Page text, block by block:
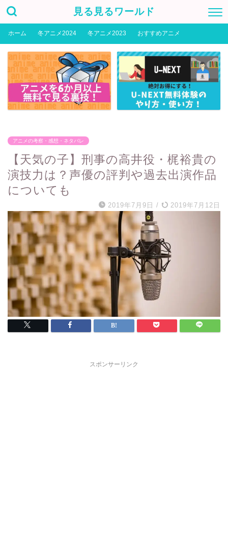
見る見るワールド
ホーム 冬アニメ2024 冬アニメ2023 おすすめアニメ
アニメの考察・感想・ネタバレ
【天気の子】刑事の高井役・梶裕貴の
演技力は？声優の評判や過去出演作品
についても
2019年7月9日 / 2019年7月12日
スポンサーリンク